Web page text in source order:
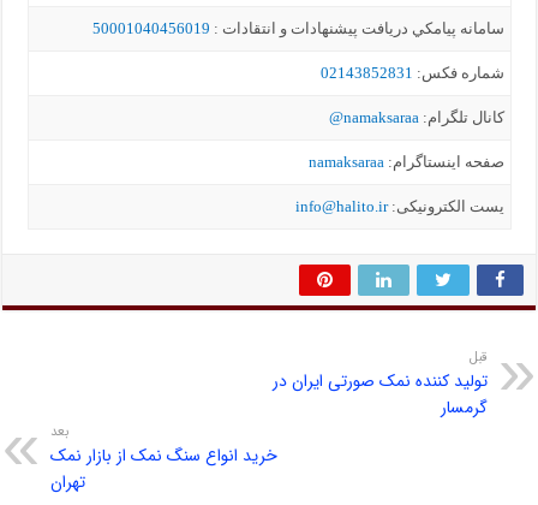
سامانه پيامکي دریافت پیشنهادات و انتقادات : 50001040456019
شماره فکس: 02143852831
کانال تلگرام:namaksaraa@
صفحه اینستاگرام:namaksaraa
یست الکترونیکی:info@halito.ir
قبل
تولید کننده نمک صورتی ایران در
گرمسار
بعد
خرید انواع سنگ نمک از بازار نمک
تهران